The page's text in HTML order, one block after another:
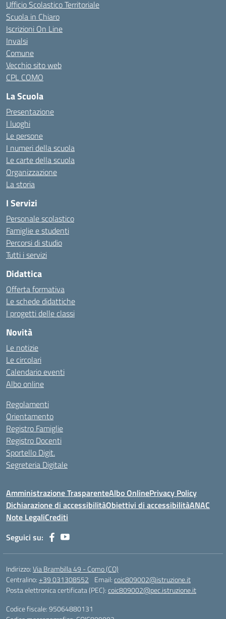
Ufficio Scolastico Territoriale
Scuola in Chiaro
Iscrizioni On Line
Invalsi
Comune
Vecchio sito web
CPL COMO
La Scuola
Presentazione
I luoghi
Le persone
I numeri della scuola
Le carte della scuola
Organizzazione
La storia
I Servizi
Personale scolastico
Famiglie e studenti
Percorsi di studio
Tutti i servizi
Didattica
Offerta formativa
Le schede didattiche
I progetti delle classi
Novità
Le notizie
Le circolari
Calendario eventi
Albo online
Regolamenti
Orientamento
Registro Famiglie
Registro Docenti
Sportello Digit.
Segreteria Digitale
Amministrazione TrasparenteAlbo OnlinePrivacy Policy
Dichiarazione di accessibilitàObiettivi di accessibilitàANAC
Note LegaliCrediti
Seguici su:
Indirizzo:Via Brambilla 49 - Como (CO)
Centralino:+39 031308552 Email:coic809002@istruzione.it
Posta elettronica certificata (PEC):coic809002@pec.istruzione.it
Codice fiscale: 95064880131